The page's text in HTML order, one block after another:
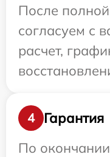
После
согласуем с
расчет,
4
Гарантия
По